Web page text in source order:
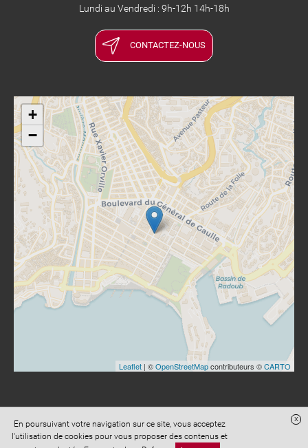
Lundi au Vendredi : 9h-12h 14h-18h
CONTACTEZ-NOUS
+
−
Leaflet | ©OpenStreetMapcontributeurs ©CARTO
Site réalisé avecDigital Avocat
Accès administration
Confidentialité
Conditions Générales de Vente
En poursuivant votre navigation sur ce site, vous acceptez
l'utilisation de cookies pour vous proposer des contenus et
x